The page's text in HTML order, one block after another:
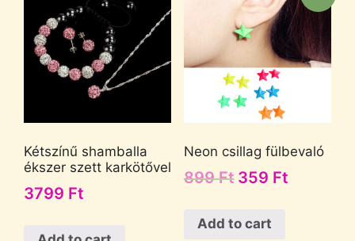
Kétszínű shamballa
ékszer szett karkötővel
3799 Ft
Neon csillag fülbevaló
899Ft 359 Ft
Add to cart